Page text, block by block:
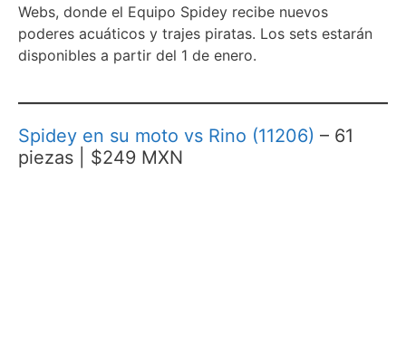
Webs, donde el Equipo Spidey recibe nuevos
poderes acuáticos y trajes piratas. Los sets estarán
disponibles a partir del 1 de enero.
Spidey en su moto vs Rino (11206) – 61
piezas | $249 MXN